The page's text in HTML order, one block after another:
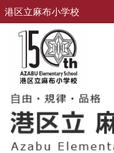
港区立麻布小学校